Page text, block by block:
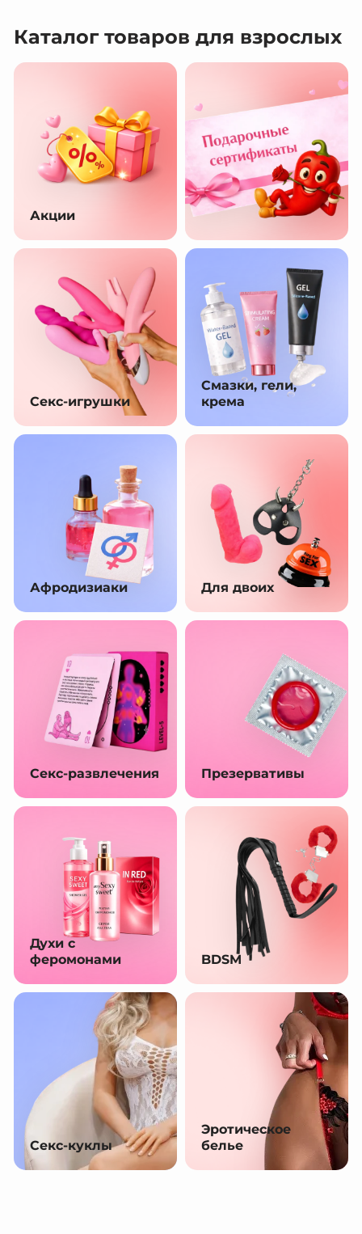
Каталог товаров для взрослых
Акции
Секс-игрушки
Смазки, гели,
крема
Афродизиаки Для двоих
Секс-развлечения Презервативы
Духи с
феромонами
BDSM
Секс-куклы
Эротическое
белье